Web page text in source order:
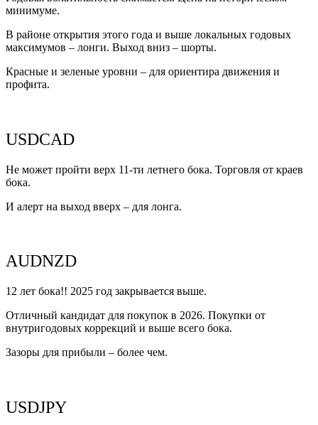
минимуме.
В районе открытия этого года и выше локальных годовых
максимумов – лонги. Выход вниз – шорты.
Красные и зеленые уровни – для ориентира движения и
профита.
USDCAD
Не может пройти верх 11-ти летнего бока. Торговля от краев
бока.
И алерт на выход вверх – для лонга.
AUDNZD
12 лет бока!! 2025 год закрывается выше.
Отличный кандидат для покупок в 2026. Покупки от
внутригодовых коррекций и выше всего бока.
Зазоры для прибыли – более чем.
USDJPY